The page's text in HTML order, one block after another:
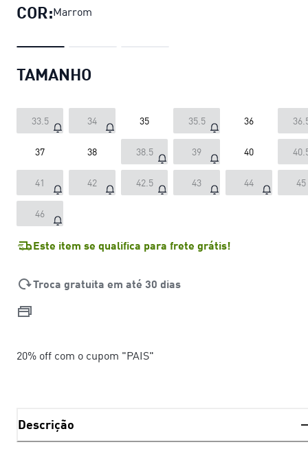
COR:Marrom
TAMANHO
33.5 34 35 35.5 36
37 38 38.5 39 40
41 42 42.5 43 44 45
46
Este item se qualifica para frete grátis!
Troca gratuita em até 30 dias
20% off com o cupom "PAIS"
Descrição